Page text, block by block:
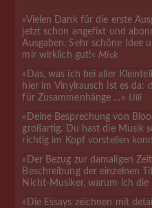
»Vielen Dank für die erste
jetzt schon angefixt und
Ausgaben. Sehr schöne Idee
mir wirklich gut!« Mick
»Das, was ich bei aller
hier im Vinylrausch ist es da:
für Zusammenhänge …« Ulli
»Deine Besprechung von
großartig. Du hast die Musik
richtig im Kopf vorstellen
»Der Bezug zur damaligen
Beschreibung der einzelnen
Nicht-Musiker, warum ich die
»Die Essays zeichnen mit